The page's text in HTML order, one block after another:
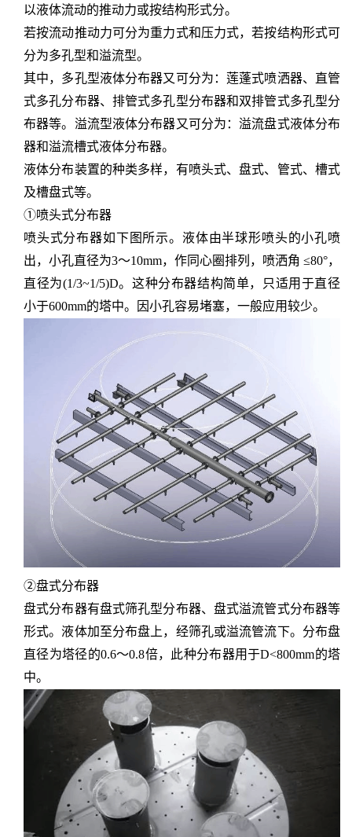
以液体流动的推动力或按结构形式分。
若按流动推动力可分为重力式和压力式，若按结构形式可
分为多孔型和溢流型。
其中，多孔型液体分布器又可分为：莲蓬式喷洒器、直管
式多孔分布器、排管式多孔型分布器和双排管式多孔型分
布器等。溢流型液体分布器又可分为：溢流盘式液体分布
器和溢流槽式液体分布器。
液体分布装置的种类多样，有喷头式、盘式、管式、槽式
及槽盘式等。
①喷头式分布器
喷头式分布器如下图所示。液体由半球形喷头的小孔喷
出，小孔直径为3～10mm，作同心圈排列，喷洒角 ≤80°，
直径为(1/3~1/5)D。这种分布器结构简单，只适用于直径
小于600mm的塔中。因小孔容易堵塞，一般应用较少。
②盘式分布器
盘式分布器有盘式筛孔型分布器、盘式溢流管式分布器等
形式。液体加至分布盘上，经筛孔或溢流管流下。分布盘
直径为塔径的0.6～0.8倍，此种分布器用于D<800mm的塔
中。